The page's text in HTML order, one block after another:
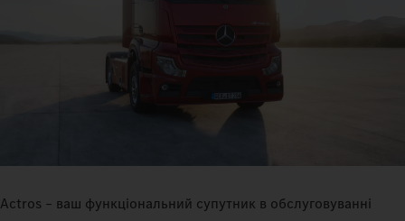
Actros – ваш функціональний супутник в обслуговуванні